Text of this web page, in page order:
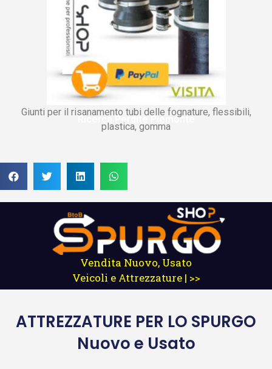
Giunti per il risanamento tubi delle fognature, flessibili,
plastica, gomma
Ricerca Perdite Piemonte
Vendita Nuovo, Usato
Veicoli e Attrezzature | >>
ATTREZZATURE PER LO SPURGO
Nuovo e Usato